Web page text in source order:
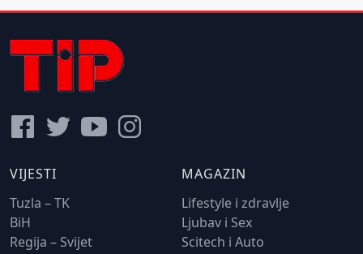
VIJESTI
Tuzla – TK
BiH
Regija – Svijet
MAGAZIN
Lifestyle i zdravlje
Ljubav i Sex
Scitech i Auto